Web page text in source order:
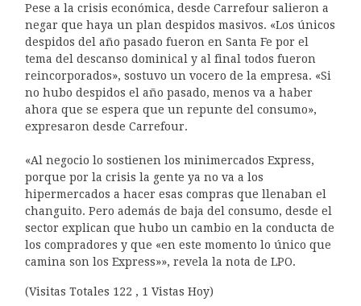
Pese a la crisis económica, desde Carrefour salieron a
negar que haya un plan despidos masivos. «Los únicos
despidos del año pasado fueron en Santa Fe por el
tema del descanso dominical y al final todos fueron
reincorporados», sostuvo un vocero de la empresa. «Si
no hubo despidos el año pasado, menos va a haber
ahora que se espera que un repunte del consumo»,
expresaron desde Carrefour.
«Al negocio lo sostienen los minimercados Express,
porque por la crisis la gente ya no va a los
hipermercados a hacer esas compras que llenaban el
changuito. Pero además de baja del consumo, desde el
sector explican que hubo un cambio en la conducta de
los compradores y que «en este momento lo único que
camina son los Express»», revela la nota de LPO.
(Visitas Totales 122 , 1 Vistas Hoy)